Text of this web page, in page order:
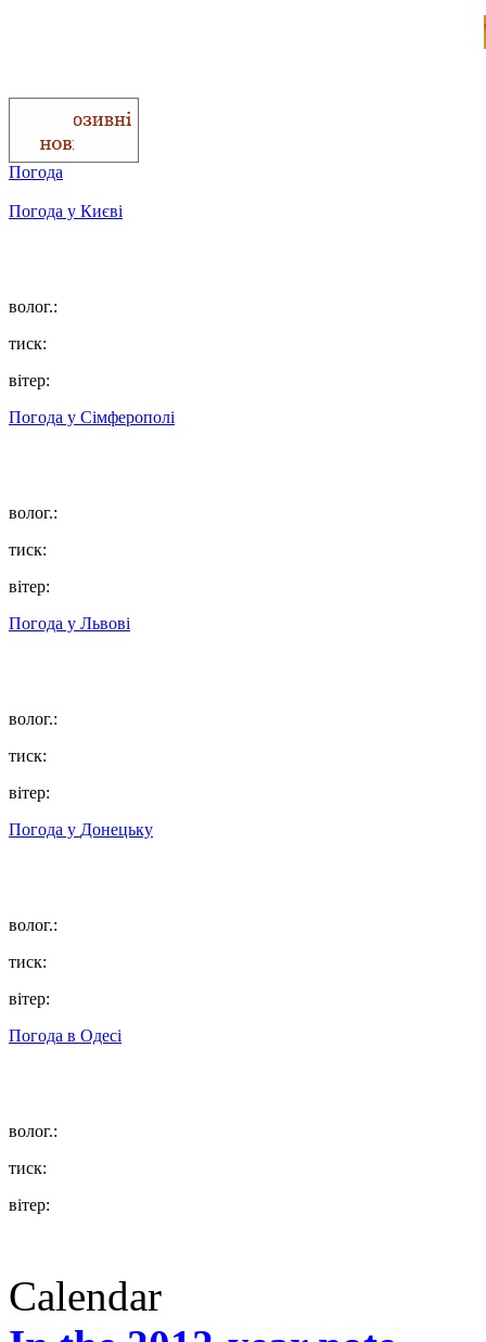
Погода
Погода у Києві
волог.:
тиск:
вітер:
Погода у Сімферополі
волог.:
тиск:
вітер:
Погода у Львові
волог.:
тиск:
вітер:
Погода у Донецьку
волог.:
тиск:
вітер:
Погода в Одесі
волог.:
тиск:
вітер:
Calendar